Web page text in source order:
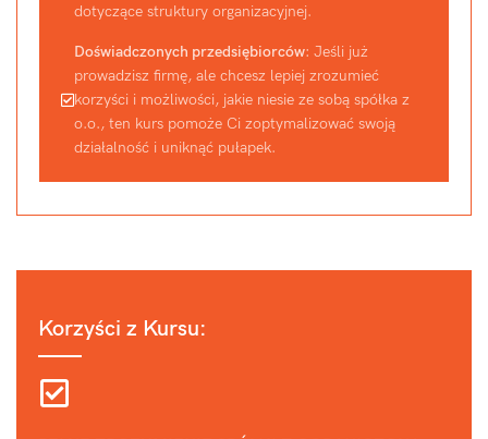
dotyczące struktury organizacyjnej.
Doświadczonych przedsiębiorców: Jeśli już
prowadzisz firmę, ale chcesz lepiej zrozumieć
korzyści i możliwości, jakie niesie ze sobą spółka z
o.o., ten kurs pomoże Ci zoptymalizować swoją
działalność i uniknąć pułapek.
Korzyści z Kursu: